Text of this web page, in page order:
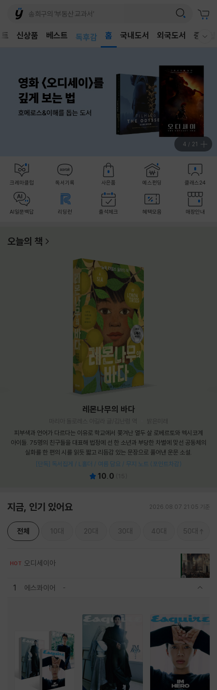
신상품 베스트
독후감
홈 국내도서 외국도서 중고샵
5 / 21
크레마클럽 독서기록 사은품 예스펀딩 클래스24
AI일문백답 리딩런 출석체크 혜택모음 매장안내
오늘의 책
레몬나무의 바다
피부색과 언어가 다르다는 이유로 학교에서 쫓겨난 열두 살 로베르토와 멕시코계
아이들. 75명의 친구들을 대표해 법정에 선 한 소년과 부당한 차별에 맞선 공동체의
실화를 한 편의 시를 읽듯 짧고 리듬감 있는 문장으로 풀어낸 운문 소설.
[단독] 독서집게 / L홀더 / 여름 담요 / 무지 노트 (포인트차감)
10.0
지금, 인기 있어요 2026.08.07 21:05 기준
전체 10대 20대 30대 40대 50대
HOT 오디세이아
1 에스콰이어